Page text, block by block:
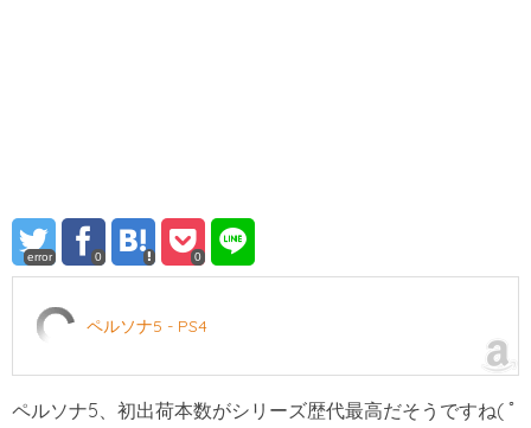
error 0 0
ペルソナ5 - PS4
ペルソナ5、初出荷本数がシリーズ歴代最高だそうですね( ﾟ